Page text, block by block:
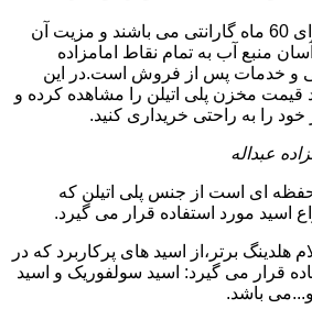
محصولات مخزن آبی دارای 60 ماه گارانتی می باشند و مزیت آن
منبع آب به تمام نقاط امامزاده
و خدمات پس از فروش است.در این
قیمت مخزن پلی اتیلن را مشاهده کرده و
را به راحتی خریداری کنید.
عبداله
ای است از جنس پلی اتیلن که
اسید مورد استفاده قرار می گیرد.
هلدینگ برتر،از اسید های پرکاربرد که در
قرار می گیرد: اسید سولفوریک و اسید
و...می باشد.